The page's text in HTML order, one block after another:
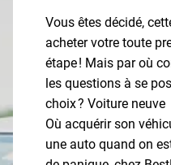
Vous êtes décidé,
acheter votre toute
étape ! Mais par où
les questions à se
choix ? Voiture neuve
Où acquérir son
une auto quand on